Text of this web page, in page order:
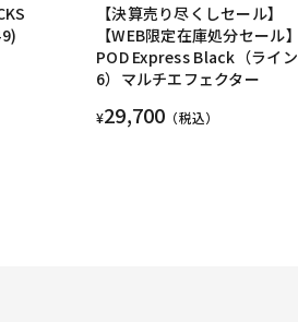
【決算売り尽くしセール】
【WEB限定在庫処分セール】
POD Express Black（ライン
6）マルチエフェクター
¥29,700 （税込）